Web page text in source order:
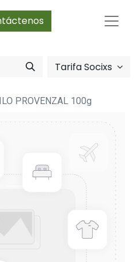
Tarifa Socixs
PROVENZAL 100g